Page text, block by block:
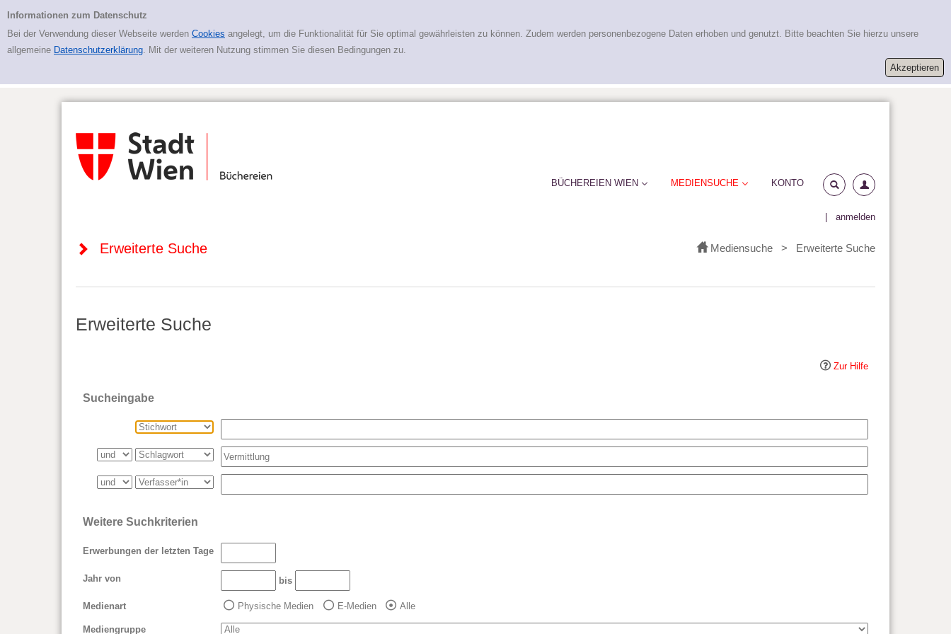
Erweiterte Suche
Informationen zum Datenschutz
Bei der Verwendung dieser Webseite werden Cookies angelegt, um die Funktionalität für Sie optimal gewährleisten zu können. Zudem werden personenbezogene Daten erhoben und genutzt. Bitte beachten Sie hierzu unsere
allgemeine Datenschutzerklärung. Mit der weiteren Nutzung stimmen Sie diesen Bedingungen zu.
anmelden
BÜCHEREIEN WIEN MEDIENSUCHE KONTO
Erweiterte Suche Mediensuche > Erweiterte Suche
Erweiterte Suche
Zur Hilfe
Sucheingabe
Weitere Suchkriterien
Erwerbungen der letzten Tage
Jahr von bis
Medienart Physische Medien E-Medien Alle
Mediengruppe